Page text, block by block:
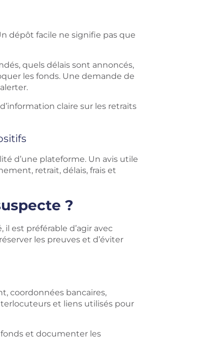
dépôt facile ne signifie pas que
quels délais sont annoncés,
les fonds. Une demande de
claire sur les retraits
d’une plateforme. Un avis utile
retrait, délais, frais et
?
est préférable d’agir avec
les preuves et d’éviter
coordonnées bancaires,
et liens utilisés pour
et documenter les